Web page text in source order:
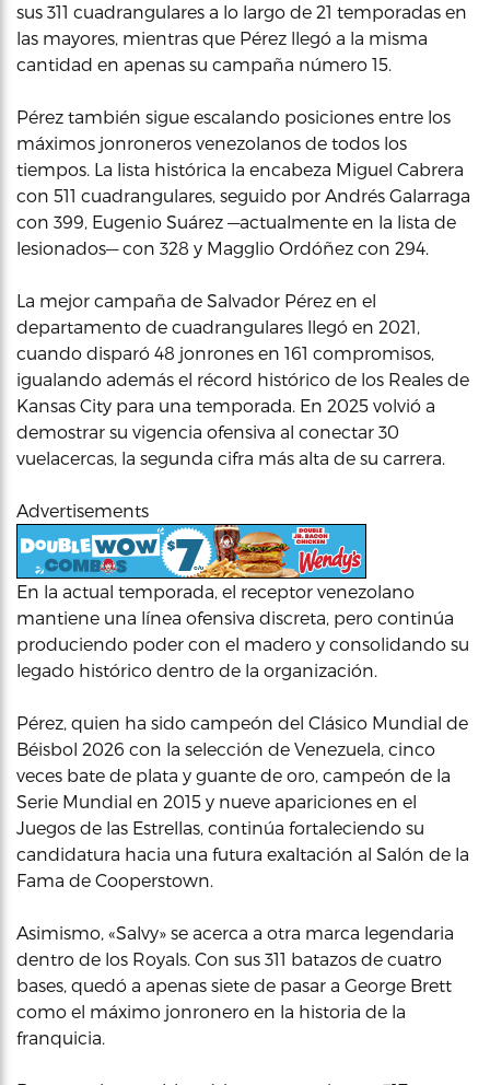
sus 311 cuadrangulares a lo largo de 21 temporadas en
las mayores, mientras que Pérez llegó a la misma
cantidad en apenas su campaña número 15.
Pérez también sigue escalando posiciones entre los
máximos jonroneros venezolanos de todos los
tiempos. La lista histórica la encabeza Miguel Cabrera
con 511 cuadrangulares, seguido por Andrés Galarraga
con 399, Eugenio Suárez —actualmente en la lista de
lesionados— con 328 y Magglio Ordóñez con 294.
La mejor campaña de Salvador Pérez en el
departamento de cuadrangulares llegó en 2021,
cuando disparó 48 jonrones en 161 compromisos,
igualando además el récord histórico de los Reales de
Kansas City para una temporada. En 2025 volvió a
demostrar su vigencia ofensiva al conectar 30
vuelacercas, la segunda cifra más alta de su carrera.
Advertisements
En la actual temporada, el receptor venezolano
mantiene una línea ofensiva discreta, pero continúa
produciendo poder con el madero y consolidando su
legado histórico dentro de la organización.
Pérez, quien ha sido campeón del Clásico Mundial de
Béisbol 2026 con la selección de Venezuela, cinco
veces bate de plata y guante de oro, campeón de la
Serie Mundial en 2015 y nueve apariciones en el
Juegos de las Estrellas, continúa fortaleciendo su
candidatura hacia una futura exaltación al Salón de la
Fama de Cooperstown.
Asimismo, «Salvy» se acerca a otra marca legendaria
dentro de los Royals. Con sus 311 batazos de cuatro
bases, quedó a apenas siete de pasar a George Brett
como el máximo jonronero en la historia de la
franquicia.